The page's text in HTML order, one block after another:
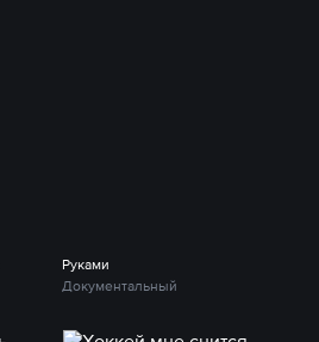
Руками
Документальный